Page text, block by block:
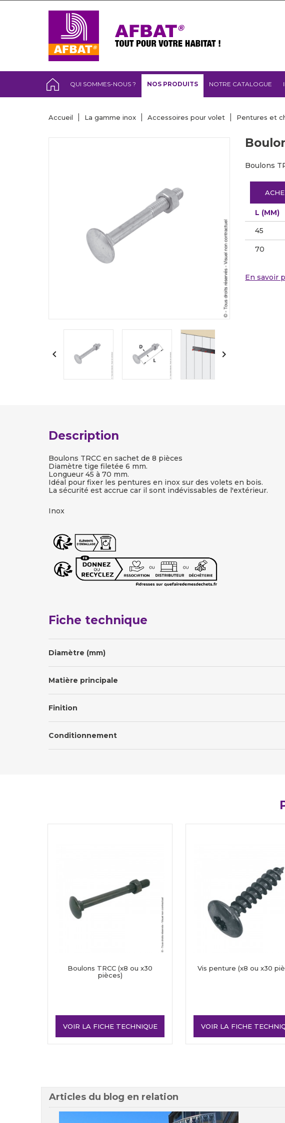
QUI SOMMES-NOUS ? NOS PRODUITS NOTRE CATALOGUE
Accueil La gamme inox Accessoires pour volet Pentures et
 
Boulons
L (MM)
45
70
En savoir
Description
Boulons TRCC en sachet de 8 pièces
Diamètre tige filetée 6 mm.
Longueur 45 à 70 mm.
Idéal pour fixer les pentures en inox sur des volets en bois.
La sécurité est accrue car il sont indévissables de l'extérieur.
Inox
Fiche technique
Diamètre (mm)
Matière principale
Finition
Conditionnement
Boulons TRCC (x8 ou x30
pièces)
VOIR LA FICHE TECHNIQUE
Vis penture (x8 ou x30
VOIR LA FICHE
Articles du blog en relation